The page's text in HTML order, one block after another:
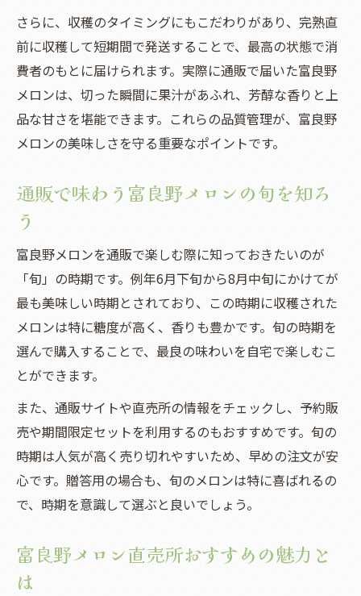
さらに、収穫のタイミングにもこだわりがあり、完熟直
前に収穫して短期間で発送することで、最高の状態で消
費者のもとに届けられます。実際に通販で届いた富良野
メロンは、切った瞬間に果汁があふれ、芳醇な香りと上
品な甘さを堪能できます。これらの品質管理が、富良野
メロンの美味しさを守る重要なポイントです。
通販で味わう富良野メロンの旬を知ろ
う
富良野メロンを通販で楽しむ際に知っておきたいのが
「旬」の時期です。例年6月下旬から8月中旬にかけてが
最も美味しい時期とされており、この時期に収穫された
メロンは特に糖度が高く、香りも豊かです。旬の時期を
選んで購入することで、最良の味わいを自宅で楽しむこ
とができます。
また、通販サイトや直売所の情報をチェックし、予約販
売や期間限定セットを利用するのもおすすめです。旬の
時期は人気が高く売り切れやすいため、早めの注文が安
心です。贈答用の場合も、旬のメロンは特に喜ばれるの
で、時期を意識して選ぶと良いでしょう。
富良野メロン直売所おすすめの魅力と
は